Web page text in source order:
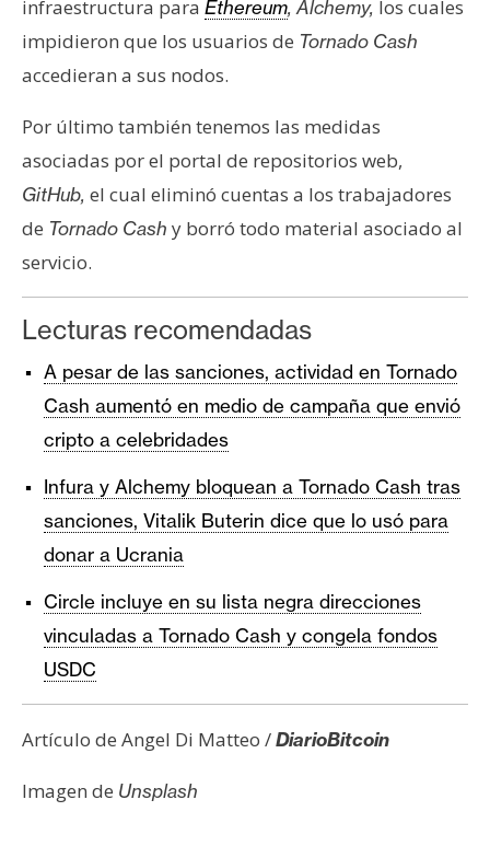
infraestructura para Ethereum, Alchemy, los cuales
impidieron que los usuarios de Tornado Cash
accedieran a sus nodos.
Por último también tenemos las medidas
asociadas por el portal de repositorios web,
GitHub, el cual eliminó cuentas a los trabajadores
de Tornado Cash y borró todo material asociado al
servicio.
Lecturas recomendadas
A pesar de las sanciones, actividad en Tornado
Cash aumentó en medio de campaña que envió
cripto a celebridades
Infura y Alchemy bloquean a Tornado Cash tras
sanciones, Vitalik Buterin dice que lo usó para
donar a Ucrania
Circle incluye en su lista negra direcciones
vinculadas a Tornado Cash y congela fondos
USDC
Artículo de Angel Di Matteo /DiarioBitcoin
Imagen de Unsplash